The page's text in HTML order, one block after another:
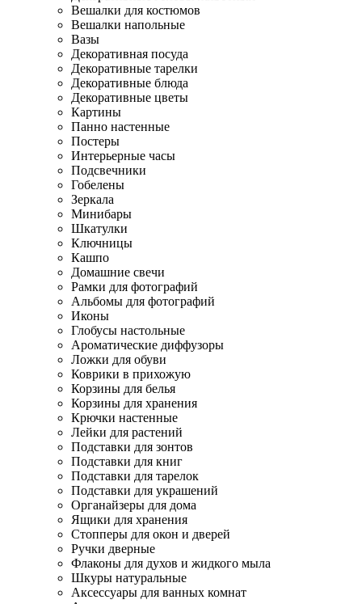
Вешалки для костюмов
Вешалки напольные
Вазы
Декоративная посуда
Декоративные тарелки
Декоративные блюда
Декоративные цветы
Картины
Панно настенные
Постеры
Интерьерные часы
Подсвечники
Гобелены
Зеркала
Минибары
Шкатулки
Ключницы
Кашпо
Домашние свечи
Рамки для фотографий
Альбомы для фотографий
Иконы
Глобусы настольные
Ароматические диффузоры
Ложки для обуви
Коврики в прихожую
Корзины для белья
Корзины для хранения
Крючки настенные
Лейки для растений
Подставки для зонтов
Подставки для книг
Подставки для тарелок
Подставки для украшений
Органайзеры для дома
Ящики для хранения
Стопперы для окон и дверей
Ручки дверные
Флаконы для духов и жидкого мыла
Шкуры натуральные
Аксессуары для ванных комнат